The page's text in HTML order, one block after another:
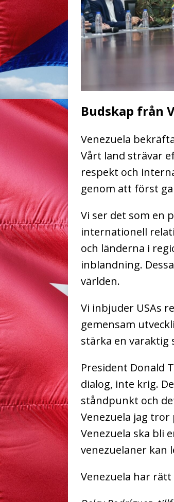
Budskap från
Venezuela
Vårt land strävar
respekt och
genom att först
Vi ser det som en
internationell
och länderna i
inblandning.
världen.
Vi inbjuder USAs
gemensam
stärka en varaktig
President Donald
dialog, inte krig.
ståndpunkt och
Venezuela jag
Venezuela ska bli
venezuelaner kan
Venezuela har